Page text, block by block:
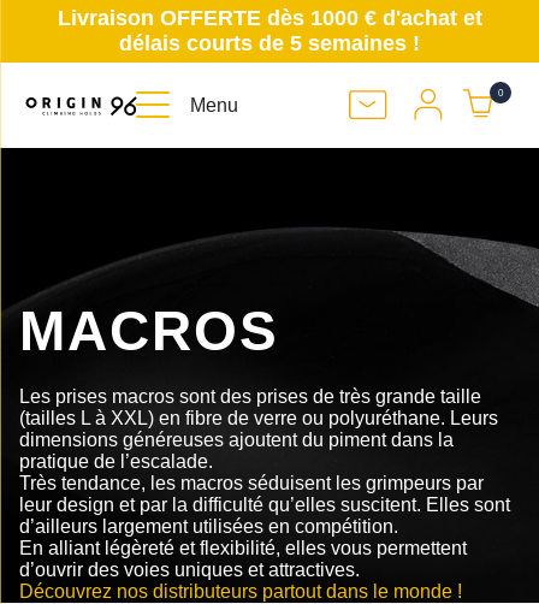
Livraison OFFERTE dès 1000 € d'achat et
délais courts de 5 semaines !
Menu
0
MACROS
Les prises macros sont des prises de très grande taille
(tailles L à XXL) en fibre de verre ou polyuréthane. Leurs
dimensions généreuses ajoutent du piment dans la
pratique de l’escalade.
Très tendance, les macros séduisent les grimpeurs par
leur design et par la difficulté qu’elles suscitent. Elles sont
d’ailleurs largement utilisées en compétition.
En alliant légèreté et flexibilité, elles vous permettent
d’ouvrir des voies uniques et attractives.
Découvrez nos distributeurs partout dans le monde !